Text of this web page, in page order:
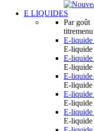
E LIQUIDES
Par goût
E-liquide
E-liquide
E-liquide
E-liquide
E-
E-
E-
E-
E-liquide
E-liquide